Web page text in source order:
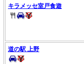
キラメッセ室戸食遊
道の駅 上野